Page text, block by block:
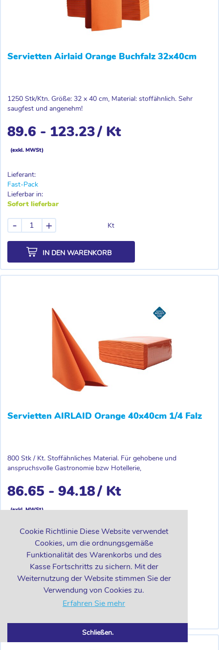
Cookie Richtlinie Diese Website verwendet
Cookies, um die ordnungsgemäße
Funktionalität des Warenkorbs und des
Kasse Fortschritts zu sichern. Mit der
Weiternutzung der Website stimmen Sie der
Verwendung von Cookies zu.
Erfahren Sie mehr
Schließen.
Servietten Airlaid Orange Buchfalz 32x40cm
1250 Stk/Ktn. Größe: 32 x 40 cm, Material: stoffähnlich. Sehr
saugfest und angenehm!
89.6 - 123.23/ Kt
(exkl. MWSt)
Staffelpreis, abhängig von Bestellmenge
Lieferant:
Fast-Pack
Lieferbar in:
Sofort lieferbar
Kt
- +
IN DEN WARENKORB
Servietten AIRLAID Orange 40x40cm 1/4 Falz
800 Stk / Kt. Stoffähnliches Material. Für gehobene und
anspruchsvolle Gastronomie bzw Hotellerie,
86.65 - 94.18/ Kt
(exkl. MWSt)
Staffelpreis, abhängig von Bestellmenge
Lieferant:
Fast-Pack
Lieferbar in:
Sofort lieferbar
Kt
+